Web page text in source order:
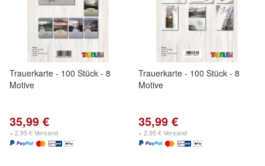
Trauerkarte - 100 Stück - 8
Motive
35,99 €
+ 2,95 € Versand
Trauerkarte - 100 Stück - 8
Motive
35,99 €
+ 2,95 € Versand